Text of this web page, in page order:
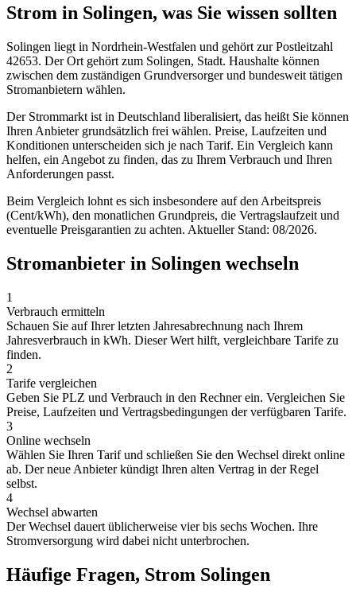
Strom in Solingen, was Sie wissen sollten
Solingen liegt in Nordrhein-Westfalen und gehört zur Postleitzahl
42653. Der Ort gehört zum Solingen, Stadt. Haushalte können
zwischen dem zuständigen Grundversorger und bundesweit tätigen
Stromanbietern wählen.
Der Strommarkt ist in Deutschland liberalisiert, das heißt Sie können
Ihren Anbieter grundsätzlich frei wählen. Preise, Laufzeiten und
Konditionen unterscheiden sich je nach Tarif. Ein Vergleich kann
helfen, ein Angebot zu finden, das zu Ihrem Verbrauch und Ihren
Anforderungen passt.
Beim Vergleich lohnt es sich insbesondere auf den Arbeitspreis
(Cent/kWh), den monatlichen Grundpreis, die Vertragslaufzeit und
eventuelle Preisgarantien zu achten. Aktueller Stand: 08/2026.
Stromanbieter in Solingen wechseln
1
Verbrauch ermitteln
Schauen Sie auf Ihrer letzten Jahresabrechnung nach Ihrem
Jahresverbrauch in kWh. Dieser Wert hilft, vergleichbare Tarife zu
finden.
2
Tarife vergleichen
Geben Sie PLZ und Verbrauch in den Rechner ein. Vergleichen Sie
Preise, Laufzeiten und Vertragsbedingungen der verfügbaren Tarife.
3
Online wechseln
Wählen Sie Ihren Tarif und schließen Sie den Wechsel direkt online
ab. Der neue Anbieter kündigt Ihren alten Vertrag in der Regel
selbst.
4
Wechsel abwarten
Der Wechsel dauert üblicherweise vier bis sechs Wochen. Ihre
Stromversorgung wird dabei nicht unterbrochen.
Häufige Fragen, Strom Solingen